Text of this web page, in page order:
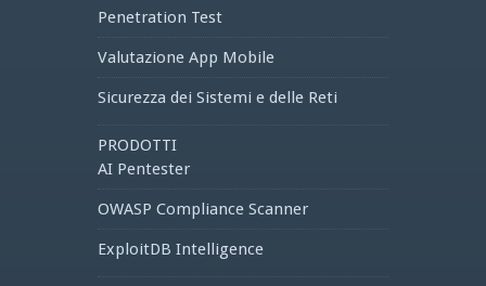
Penetration Test
Valutazione App Mobile
Sicurezza dei Sistemi e delle Reti
PRODOTTI
AI Pentester
OWASP Compliance Scanner
ExploitDB Intelligence